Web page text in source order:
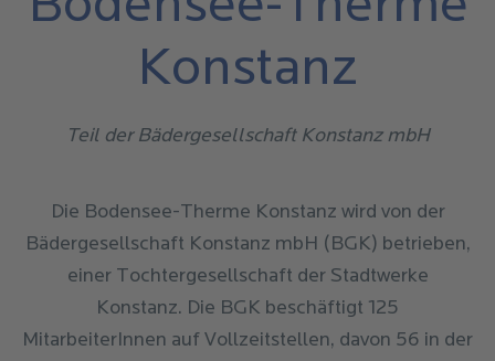
Konstanz
Teil der Bädergesellschaft Konstanz mbH
Die Bodensee-Therme Konstanz wird von der
Bädergesellschaft Konstanz mbH (BGK) betrieben,
einer Tochtergesellschaft der Stadtwerke
Konstanz. Die BGK beschäftigt 125
MitarbeiterInnen auf Vollzeitstellen, davon 56 in der